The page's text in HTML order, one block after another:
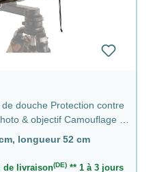
douche Protection contre
& objectif Camouflage -
cm, longueur 52 cm
de livraison(DE)** 1 à 3 jours